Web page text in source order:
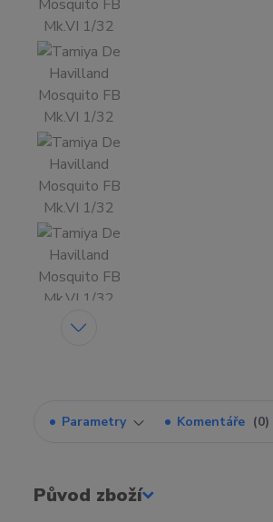
Parametry Komentáře 0
Původ zboží